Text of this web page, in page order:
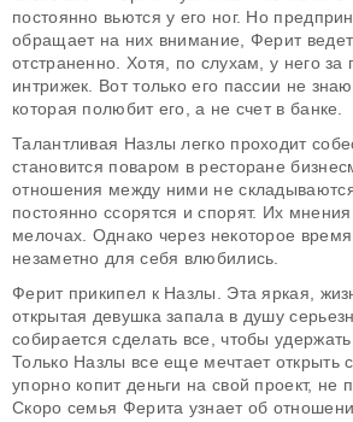
постоянно вьются у его ног. Но
обращает на них внимание, Ферит
отстраненно. Хотя, по слухам, у него за
интрижек. Вот только его пассии не
которая полюбит его, а не счет в банке.
Талантливая Назлы легко проходит
становится поваром в ресторане
отношения между ними не
постоянно ссорятся и спорят. Их
мелочах. Однако через некоторое
незаметно для себя влюбились.
Ферит прикипел к Назлы. Эта яркая,
открытая девушка запала в душу
собирается сделать все, чтобы
Только Назлы все еще мечтает открыть
упорно копит деньги на свой проект, не
Скоро семья Ферита узнает об